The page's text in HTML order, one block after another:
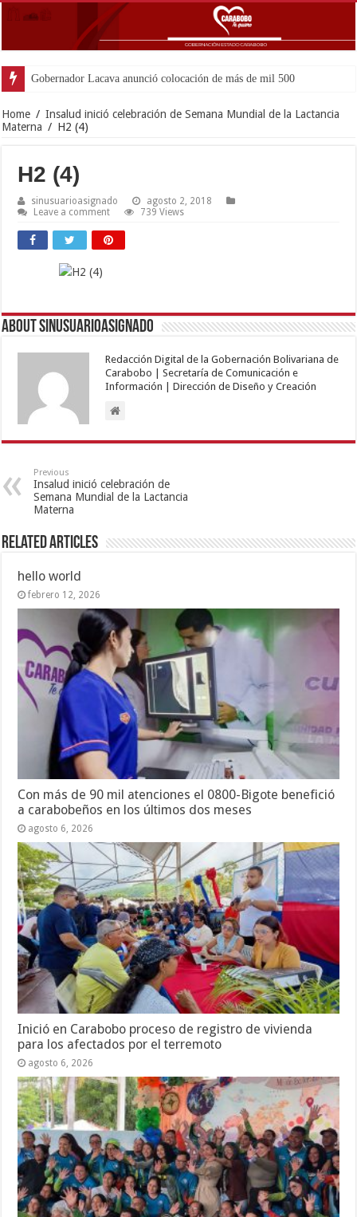
Home / Insalud inició celebración de Semana Mundial de la Lactancia
Materna / H2 (4)
H2 (4)
sinusuarioasignado
agosto 2, 2018
Leave a comment
739 Views
About sinusuarioasignado
Redacción Digital de la Gobernación Bolivariana de
Carabobo | Secretaría de Comunicación e
Información | Dirección de Diseño y Creación
Previous
Insalud inició celebración de
Semana Mundial de la Lactancia
Materna
Related Articles
hello world
febrero 12, 2026
Con más de 90 mil atenciones el 0800-Bigote benefició
a carabobeños en los últimos dos meses
agosto 6, 2026
Inició en Carabobo proceso de registro de vivienda
para los afectados por el terremoto
agosto 6, 2026